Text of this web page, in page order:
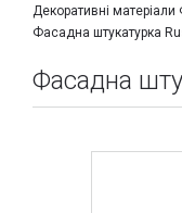
Декоративні
Фасадна штукатурка
Фасадна